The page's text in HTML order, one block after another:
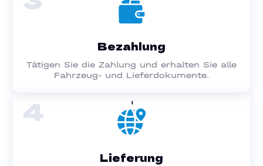
Bezahlung
Tätigen Sie die Zahlung und erhalten Sie alle
Fahrzeug- und Lieferdokumente.
4
Lieferung